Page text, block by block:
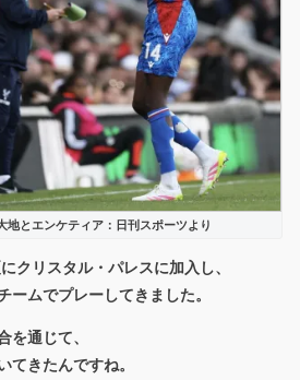
地とエンケティア：日刊スポーツより
クリスタル・パレスに加入し、
ームでプレーしてきました。
を通じて、
てきたんですね。